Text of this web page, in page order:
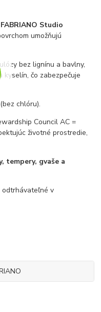
FABRIANO Studio
umožňujú
bez lignínu a bavlny,
čo zabezpečuje
chlóru).
Council AC =
životné prostredie,
tempery, gvaše a
odtrhávateľné v